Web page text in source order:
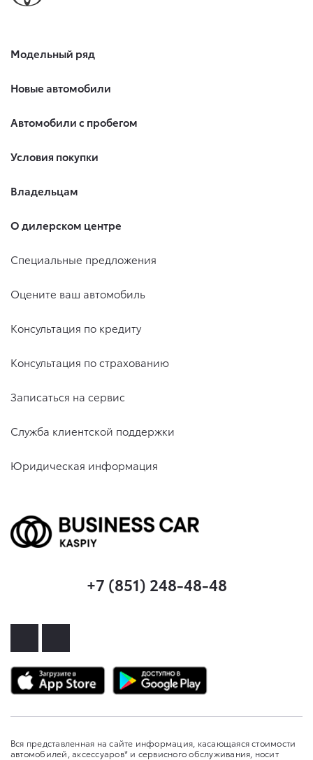
Модельный ряд
Новые автомобили
Автомобили с пробегом
Условия покупки
Владельцам
О дилерском центре
Специальные предложения
Оцените ваш автомобиль
Консультация по кредиту
Консультация по страхованию
Записаться на сервис
Служба клиентской поддержки
Юридическая информация
+7 (851) 248-48-48
Вся представленная на сайте информация, касающаяся стоимости
автомобилей, аксессуаров* и сервисного обслуживания, носит